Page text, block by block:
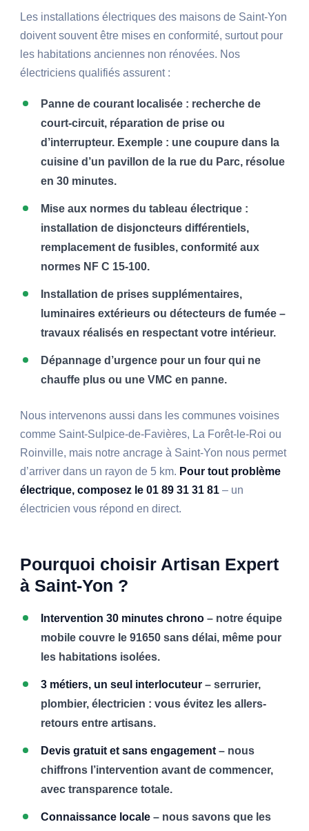
Les installations électriques des maisons de Saint-Yon
doivent souvent être mises en conformité, surtout pour
les habitations anciennes non rénovées. Nos
électriciens qualifiés assurent :
Panne de courant localisée : recherche de
court-circuit, réparation de prise ou
d’interrupteur. Exemple : une coupure dans la
cuisine d’un pavillon de la rue du Parc, résolue
en 30 minutes.
Mise aux normes du tableau électrique :
installation de disjoncteurs différentiels,
remplacement de fusibles, conformité aux
normes NF C 15-100.
Installation de prises supplémentaires,
luminaires extérieurs ou détecteurs de fumée –
travaux réalisés en respectant votre intérieur.
Dépannage d’urgence pour un four qui ne
chauffe plus ou une VMC en panne.
Nous intervenons aussi dans les communes voisines
comme Saint-Sulpice-de-Favières, La Forêt-le-Roi ou
Roinville, mais notre ancrage à Saint-Yon nous permet
d’arriver dans un rayon de 5 km. Pour tout problème
électrique, composez le 01 89 31 31 81 – un
électricien vous répond en direct.
Pourquoi choisir Artisan Expert
à Saint-Yon ?
Intervention 30 minutes chrono – notre équipe
mobile couvre le 91650 sans délai, même pour
les habitations isolées.
3 métiers, un seul interlocuteur – serrurier,
plombier, électricien : vous évitez les allers-
retours entre artisans.
Devis gratuit et sans engagement– nous
chiffrons l’intervention avant de commencer,
avec transparence totale.
Connaissance locale – nous savons que les